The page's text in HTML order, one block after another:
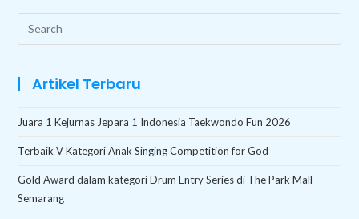
Search
this
Artikel Terbaru
Juara 1 Kejurnas Jepara 1 Indonesia Taekwondo Fun 2026
Terbaik V Kategori Anak Singing Competition for God
Gold Award dalam kategori Drum Entry Series di The Park Mall
Semarang